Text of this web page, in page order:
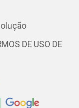
DE USO DE